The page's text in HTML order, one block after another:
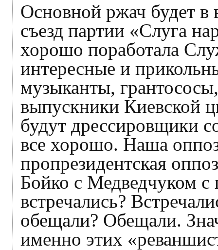
Основной ржач будет в
съезд партии «Слуга
хорошо поработала
интересные и
музыканты,
выпускники Киевской
будут дрессировщики
все хорошо. Наша
пропрезидентская
Бойко с Медведчуком с
встречались?
обещали? Обещали.
именно этих